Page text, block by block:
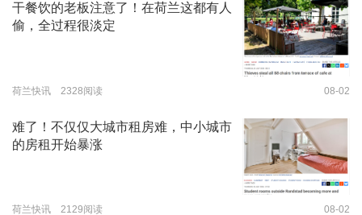
干餐饮的老板注意了！在荷兰这都有人
偷，全过程很淡定
荷兰快讯 2328阅读 08-02
难了！不仅仅大城市租房难，中小城市
的房租开始暴涨
荷兰快讯 2129阅读 08-02